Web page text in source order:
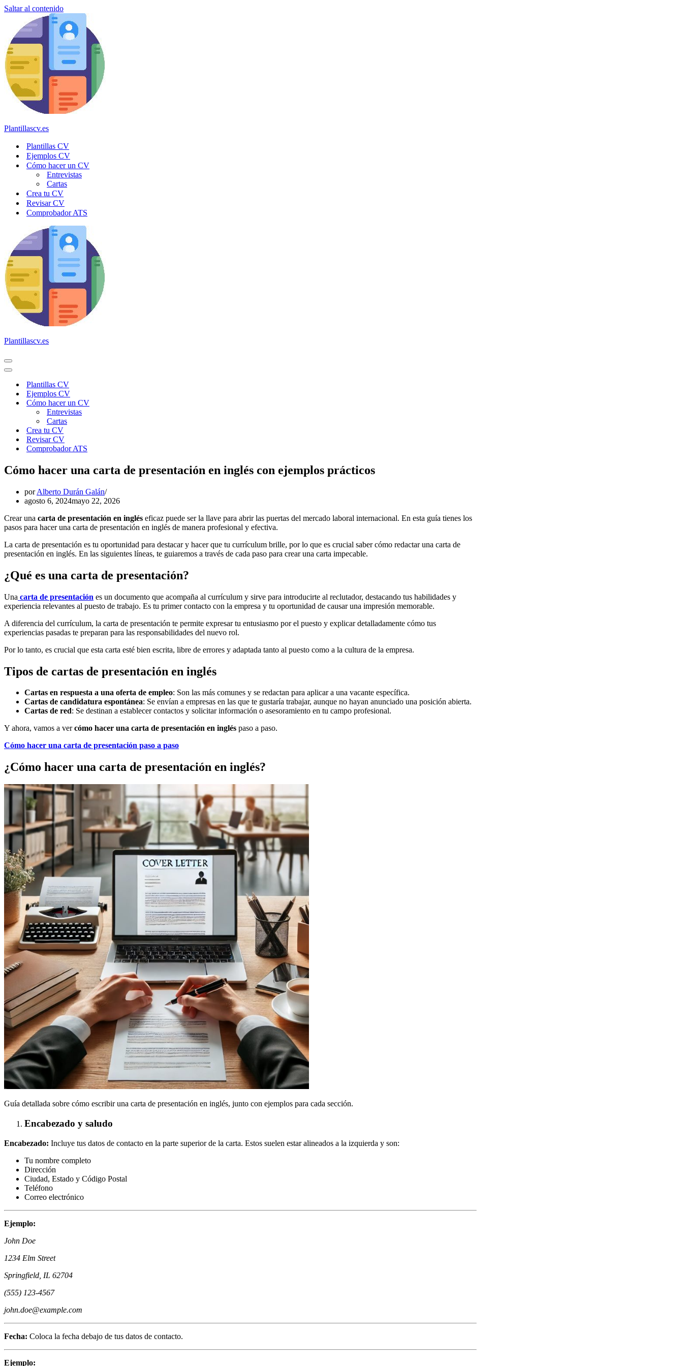
Saltar al contenido
Plantillascv.es
Plantillas CV
Ejemplos CV
Cómo hacer un CV
Entrevistas
Cartas
Crea tu CV
Revisar CV
Comprobador ATS
Plantillascv.es
Menú
de
Menú
navegaciónPlantillas CV
Ejemplos CV
Cómo hacer un CV
Entrevistas
Cartas
Crea tu CV
Revisar CV
Comprobador ATS
Cómo hacer una carta de presentación en inglés con ejemplos prácticos
porAlberto Durán Galán
agosto 6, 2024mayo 22, 2026
Crear una carta de presentación en inglés eficaz puede ser la llave para abrir las puertas del mercado laboral internacional. En esta guía tienes los
pasos para hacer una carta de presentación en inglés de manera profesional y efectiva.
La carta de presentación es tu oportunidad para destacar y hacer que tu currículum brille, por lo que es crucial saber cómo redactar una carta de
presentación en inglés. En las siguientes líneas, te guiaremos a través de cada paso para crear una carta impecable.
¿Qué es una carta de presentación?
Una carta de presentación es un documento que acompaña al currículum y sirve para introducirte al reclutador, destacando tus habilidades y
experiencia relevantes al puesto de trabajo. Es tu primer contacto con la empresa y tu oportunidad de causar una impresión memorable.
A diferencia del currículum, la carta de presentación te permite expresar tu entusiasmo por el puesto y explicar detalladamente cómo tus
experiencias pasadas te preparan para las responsabilidades del nuevo rol.
Por lo tanto, es crucial que esta carta esté bien escrita, libre de errores y adaptada tanto al puesto como a la cultura de la empresa.
Tipos de cartas de presentación en inglés
Cartas en respuesta a una oferta de empleo: Son las más comunes y se redactan para aplicar a una vacante específica.
Cartas de candidatura espontánea: Se envían a empresas en las que te gustaría trabajar, aunque no hayan anunciado una posición abierta.
Cartas de red: Se destinan a establecer contactos y solicitar información o asesoramiento en tu campo profesional.
Y ahora, vamos a vercómo hacer una carta de presentación en inglés paso a paso.
Cómo hacer una carta de presentación paso a paso
¿Cómo hacer una carta de presentación en inglés?
Guía detallada sobre cómo escribir una carta de presentación en inglés, junto con ejemplos para cada sección.
Encabezado y saludo
Encabezado: Incluye tus datos de contacto en la parte superior de la carta. Estos suelen estar alineados a la izquierda y son:
Tu nombre completo
Dirección
Ciudad, Estado y Código Postal
Teléfono
Correo electrónico
Ejemplo:
John Doe
1234 Elm Street
Springfield, IL 62704
(555) 123-4567
john.doe@example.com
Fecha: Coloca la fecha debajo de tus datos de contacto.
Ejemplo: